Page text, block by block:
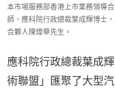
本市場服務部香港上市業務領導
師、應科院行政總裁葉成輝博士
合夥人陳煒華先生。
應科院行政總裁葉成
術聯盟」匯聚了大型